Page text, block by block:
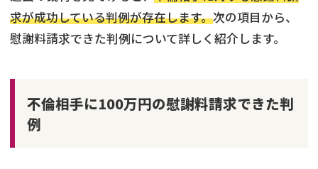
求が成功している判例が存在します。次の項目から、
慰謝料請求できた判例について詳しく紹介します。
不倫相手に100万円の慰謝料請求できた判
例